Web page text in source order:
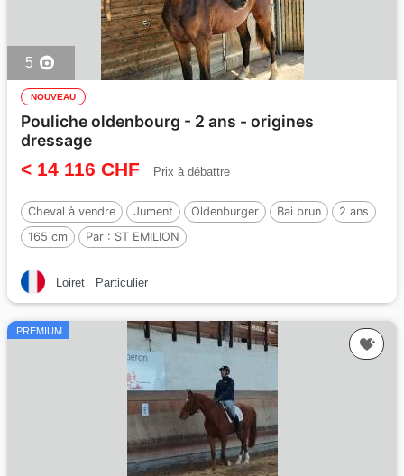
5
NOUVEAU
Pouliche oldenbourg - 2 ans - origines
dressage
< 14 116 CHF Prix à débattre
Cheval à vendre Jument Oldenburger Bai brun
2 ans
165 cm
Par : ST EMILION
Loiret Particulier
PREMIUM